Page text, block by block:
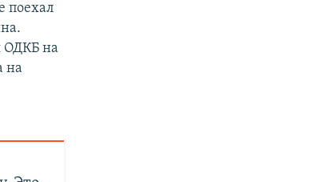
поехал
ОДКБ на
на